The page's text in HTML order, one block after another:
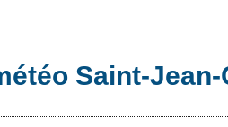
Saint-Jean-